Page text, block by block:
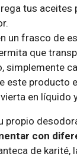
tus aceites
un frasco de
que
simplemente
este producto
en líquido
propio
con
de karité,